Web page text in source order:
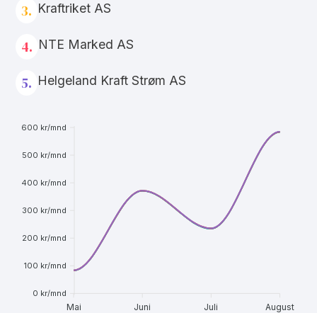
3. Kraftriket AS
4. NTE Marked AS
5. Helgeland Kraft Strøm AS
600 kr/mnd
500 kr/mnd
400 kr/mnd
300 kr/mnd
200 kr/mnd
100 kr/mnd
0 kr/mnd
Mai Juni Juli August